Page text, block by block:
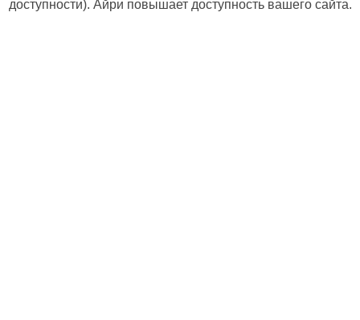
доступности). Айри повышает доступность вашего сайта.